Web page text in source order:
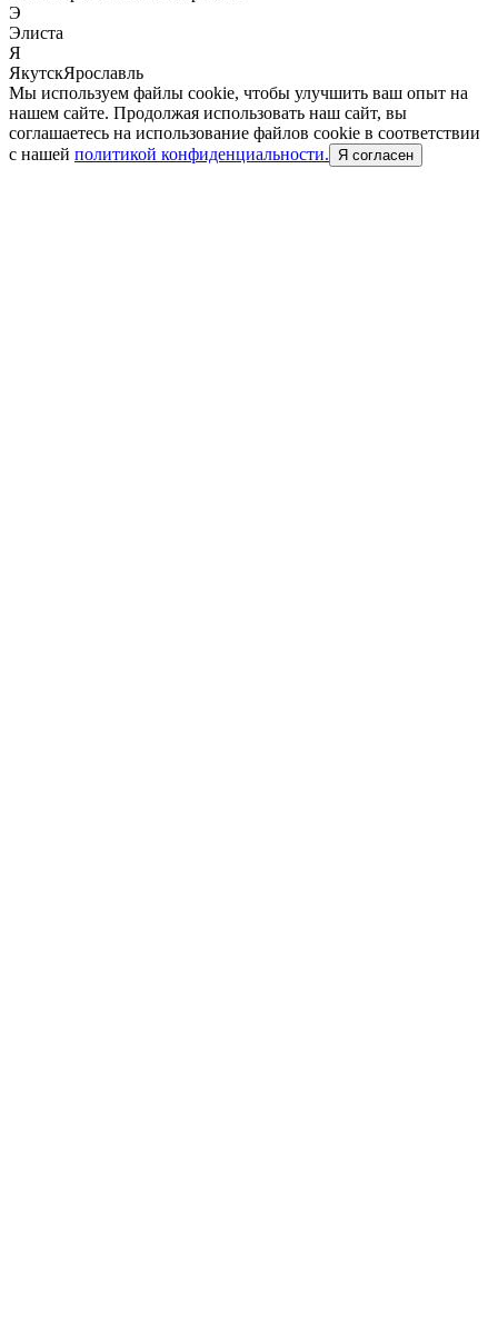
Э
Элиста
Я
ЯкутскЯрославль
Мы используем файлы cookie, чтобы улучшить ваш опыт на
нашем сайте. Продолжая использовать наш сайт, вы
соглашаетесь на использование файлов cookie в соответствии
с нашей политикой конфиденциальности. Я согласен